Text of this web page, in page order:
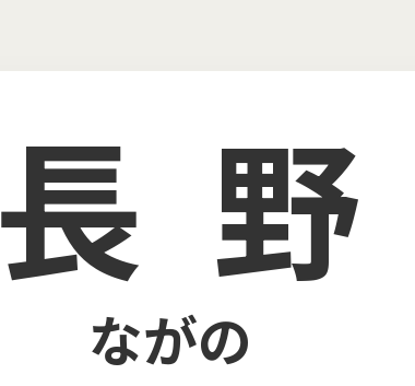
長
ながの